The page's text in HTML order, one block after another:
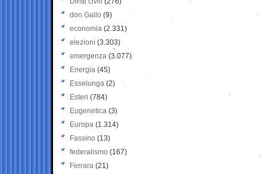
don Gallo (9)
economia (2.331)
elezioni (3.303)
emergenza (3.077)
Energia (45)
Esselunga (2)
Esteri (784)
Eugenetica (3)
Europa (1.314)
Fassino (13)
federalismo (167)
Ferrara (21)